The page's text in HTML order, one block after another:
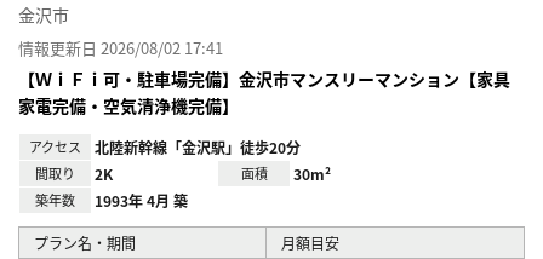
金沢市
情報更新日 2026/08/02 17:41
【ＷｉＦｉ可・駐車場完備】金沢市マンスリーマンション【家具
家電完備・空気清浄機完備】
アクセス 北陸新幹線「金沢駅」徒歩20分
間取り 2K 面積 30m²
築年数 1993年 4月 築
プラン名・期間 月額目安